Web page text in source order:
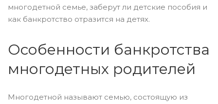
многодетной семье, заберут ли детские пособия и
как банкротство отразится на детях.
Особенности банкротства
многодетных родителей
Многодетной называют семью, состоящую из